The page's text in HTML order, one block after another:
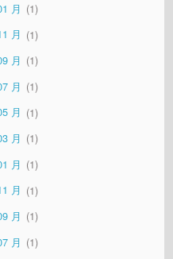
月
1
月
1
月
1
月
1
月
1
月
1
月
1
月
1
月
1
月
1